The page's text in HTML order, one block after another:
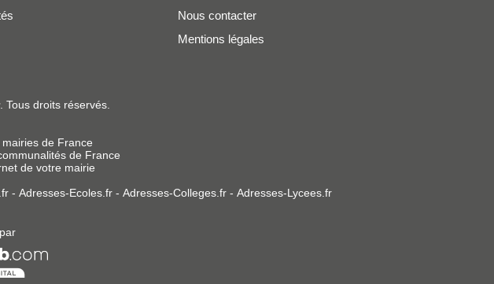
Nous contacter
Mentions légales
. Tous droits réservés.
de France
de France
de votre mairie
- Adresses-Ecoles.fr- Adresses-Colleges.fr- Adresses-Lycees.fr